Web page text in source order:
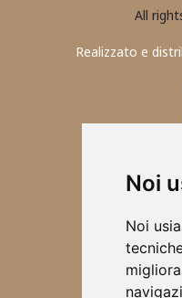
Noi
Noi
All
Realizzato e